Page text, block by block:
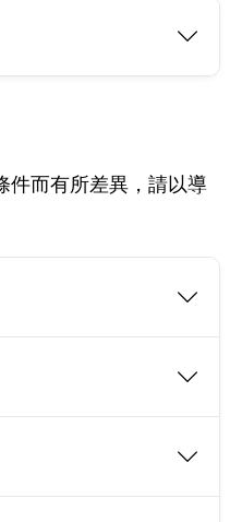
件而有所差異，請以導